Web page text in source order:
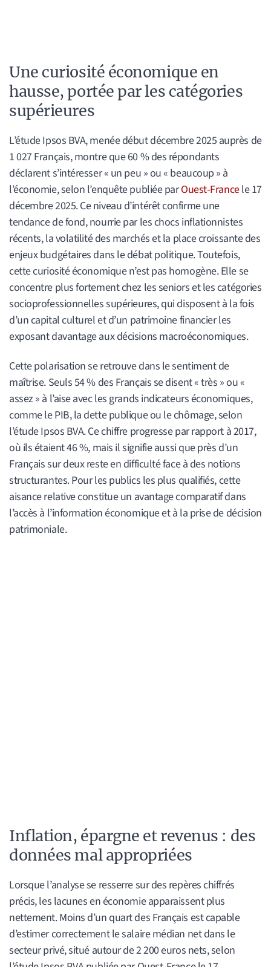
Une curiosité économique en
hausse, portée par les catégories
supérieures
L’étude Ipsos BVA, menée début décembre 2025 auprès de
1 027 Français, montre que 60 % des répondants
déclarent s’intéresser « un peu » ou « beaucoup » à
l’économie, selon l’enquête publiée parOuest-Francele 17
décembre 2025. Ce niveau d’intérêt confirme une
tendance de fond, nourrie par les chocs inflationnistes
récents, la volatilité des marchés et la place croissante des
enjeux budgétaires dans le débat politique. Toutefois,
cette curiosité économique n’est pas homogène. Elle se
concentre plus fortement chez les seniors et les catégories
socioprofessionnelles supérieures, qui disposent à la fois
d’un capital culturel et d’un patrimoine financier les
exposant davantage aux décisions macroéconomiques.
Cette polarisation se retrouve dans le sentiment de
maîtrise. Seuls 54 % des Français se disent « très » ou «
assez » à l’aise avec les grands indicateurs économiques,
comme le PIB, la dette publique ou le chômage, selon
l’étude Ipsos BVA. Ce chiffre progresse par rapport à 2017,
où ils étaient 46 %, mais il signifie aussi que près d’un
Français sur deux reste en difficulté face à des notions
structurantes. Pour les publics les plus qualifiés, cette
aisance relative constitue un avantage comparatif dans
l’accès à l’information économique et à la prise de décision
patrimoniale.
Inflation, épargne et revenus : des
données mal appropriées
Lorsque l’analyse se resserre sur des repères chiffrés
précis, les lacunes en économie apparaissent plus
nettement. Moins d’un quart des Français est capable
d’estimer correctement le salaire médian net dans le
secteur privé, situé autour de 2 200 euros nets, selon